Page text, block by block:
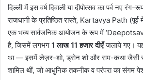
दिल्ली में इस वर्ष दिवाली या दीपोत्सव का पर्व नए रंग-
राजधानी के प्रतिष्ठित रास्ते, Kartavya Path (पूर्व
एक भव्य सार्वजनिक आयोजन के रूप में
है, जिसमें लगभग 1 लाख 11 हजार दीएँजलाये गए। यह
था — इसमें लेज़र-शो, ड्रोन शो और राम-कथा जैसी
शामिल थीं, जो आधुनिक तकनीक व परंपरा का संगम